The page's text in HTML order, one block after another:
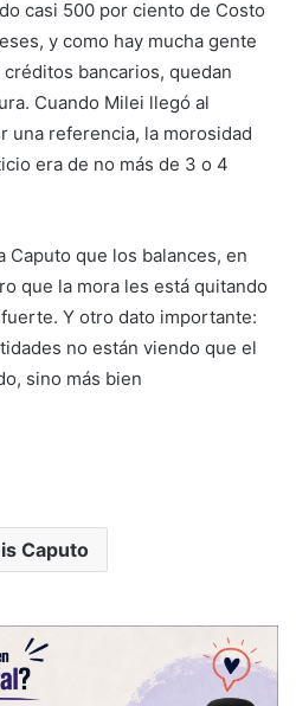
casi 500 por ciento de Costo
y como hay mucha gente
bancarios, quedan
Cuando Milei llegó al
una referencia, la morosidad
era de no más de 3 o 4
Caputo que los balances, en
que la mora les está quitando
Y otro dato importante:
no están viendo que el
sino más bien
Caputo